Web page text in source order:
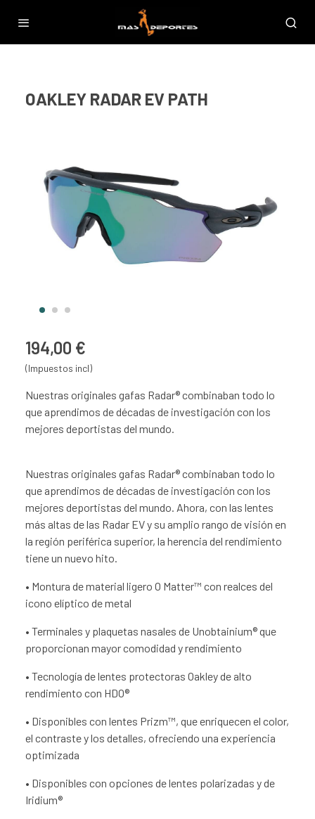
OAKLEY RADAR EV PATH
194,00 €
(Impuestos incl)
Nuestras originales gafas Radar® combinaban todo lo
que aprendimos de décadas de investigación con los
mejores deportistas del mundo.
Nuestras originales gafas Radar® combinaban todo lo
que aprendimos de décadas de investigación con los
mejores deportistas del mundo. Ahora, con las lentes
más altas de las Radar EV y su amplio rango de visión en
la región periférica superior, la herencia del rendimiento
tiene un nuevo hito.
• Montura de material ligero O Matter™ con realces del
icono elíptico de metal
• Terminales y plaquetas nasales de Unobtainium® que
proporcionan mayor comodidad y rendimiento
• Tecnología de lentes protectoras Oakley de alto
rendimiento con HDO®
• Disponibles con lentes Prizm™, que enriquecen el color,
el contraste y los detalles, ofreciendo una experiencia
optimizada
• Disponibles con opciones de lentes polarizadas y de
Iridium®